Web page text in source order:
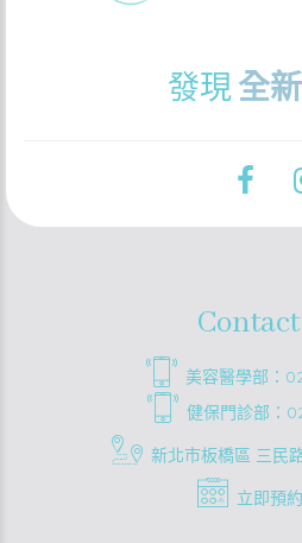
發現 全
美容醫學部：
健保門診部：
新北市板橋區 三民
立即預